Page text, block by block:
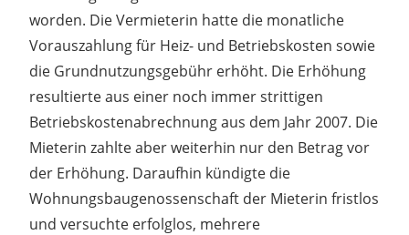
worden. Die Vermieterin hatte die monatliche
Vorauszahlung für Heiz- und Betriebskosten sowie
die Grundnutzungsgebühr erhöht. Die Erhöhung
resultierte aus einer noch immer strittigen
Betriebskostenabrechnung aus dem Jahr 2007. Die
Mieterin zahlte aber weiterhin nur den Betrag vor
der Erhöhung. Daraufhin kündigte die
Wohnungsbaugenossenschaft der Mieterin fristlos
und versuchte erfolglos, mehrere